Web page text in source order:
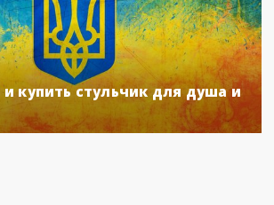
и купить стульчик для душа и